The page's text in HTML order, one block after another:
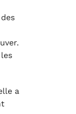
a